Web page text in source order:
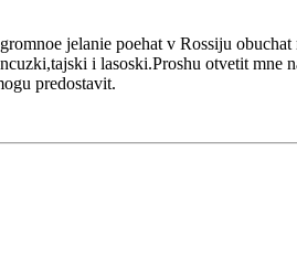
jelanie poehat v Rossiju
i lasoski.Proshu otvetit mne
predostavit.